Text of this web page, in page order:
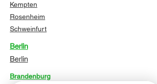
Kempten
Rosenheim
Schweinfurt
Berlin
Berlin
Brandenburg